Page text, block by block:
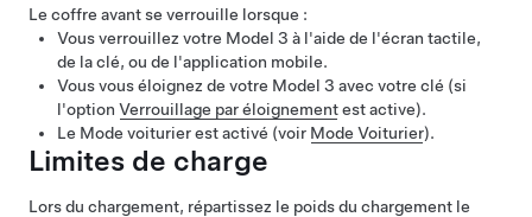
Le coffre avant se verrouille lorsque :
Vous verrouillez votre Model 3 à l'aide de l'écran tactile,
de la clé, ou de l'application mobile.
Vous vous éloignez de votre Model 3 avec votre clé (si
l'option Verrouillage par éloignementest active).
Le Mode voiturier est activé (voir Mode Voiturier).
Limites de charge
Lors du chargement, répartissez le poids du chargement le